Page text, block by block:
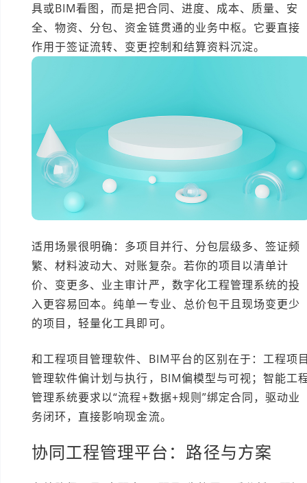
具或BIM看图，而是把合同、进度、成本、质量、安
全、物资、分包、资金链贯通的业务中枢。它要直接
作用于签证流转、变更控制和结算资料沉淀。
适用场景很明确：多项目并行、分包层级多、签证频
繁、材料波动大、对账复杂。若你的项目以清单计
价、变更多、业主审计严，数字化工程管理系统的投
入更容易回本。纯单一专业、总价包干且现场变更少
的项目，轻量化工具即可。
和工程项目管理软件、BIM平台的区别在于：工程项
管理软件偏计划与执行，BIM偏模型与可视；智能工
管理系统要求以“流程+数据+规则”绑定合同，驱动业
务闭环，直接影响现金流。
协同工程管理平台：路径与方案